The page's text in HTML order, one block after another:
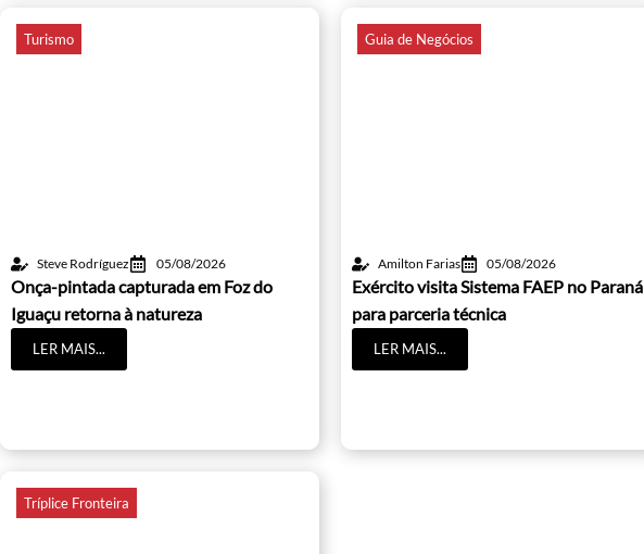
Turismo
Steve Rodríguez 05/08/2026
Onça-pintada capturada em Foz do
Iguaçu retorna à natureza
LER MAIS...
Guia de Negócios
Amilton Farias 05/08/2026
Exército visita Sistema FAEP no Paraná
para parceria técnica
LER MAIS...
Tríplice Fronteira